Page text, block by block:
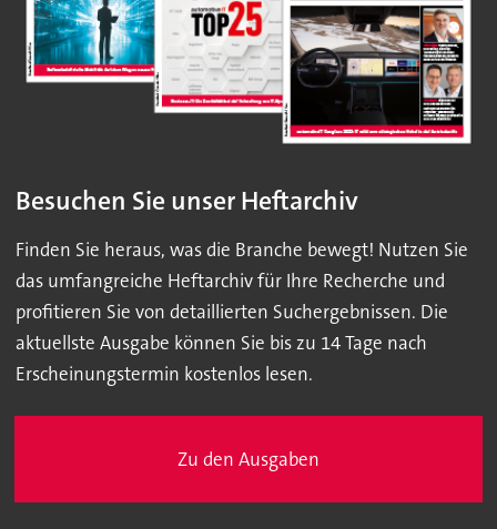
Besuchen Sie unser Heftarchiv
Finden Sie heraus, was die Branche bewegt! Nutzen Sie
das umfangreiche Heftarchiv für Ihre Recherche und
profitieren Sie von detaillierten Suchergebnissen. Die
aktuellste Ausgabe können Sie bis zu 14 Tage nach
Erscheinungstermin kostenlos lesen.
Zu den Ausgaben